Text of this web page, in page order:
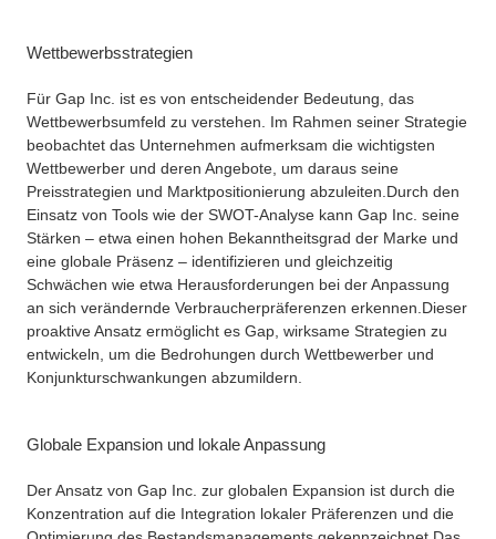
Wettbewerbsstrategien
Für Gap Inc. ist es von entscheidender Bedeutung, das
Wettbewerbsumfeld zu verstehen. Im Rahmen seiner Strategie
beobachtet das Unternehmen aufmerksam die wichtigsten
Wettbewerber und deren Angebote, um daraus seine
Preisstrategien und Marktpositionierung abzuleiten.Durch den
Einsatz von Tools wie der SWOT-Analyse kann Gap Inc. seine
Stärken – etwa einen hohen Bekanntheitsgrad der Marke und
eine globale Präsenz – identifizieren und gleichzeitig
Schwächen wie etwa Herausforderungen bei der Anpassung
an sich verändernde Verbraucherpräferenzen erkennen.Dieser
proaktive Ansatz ermöglicht es Gap, wirksame Strategien zu
entwickeln, um die Bedrohungen durch Wettbewerber und
Konjunkturschwankungen abzumildern.
Globale Expansion und lokale Anpassung
Der Ansatz von Gap Inc. zur globalen Expansion ist durch die
Konzentration auf die Integration lokaler Präferenzen und die